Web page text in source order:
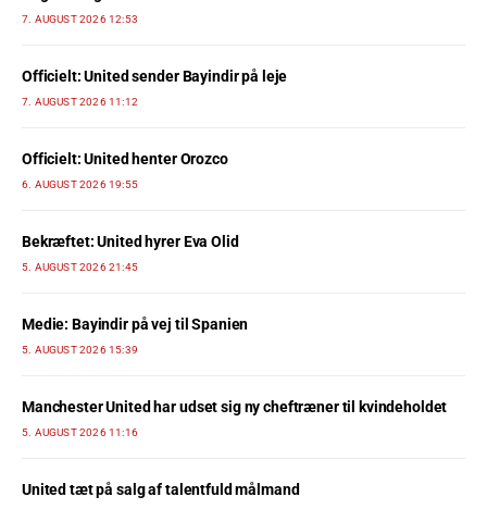
7. AUGUST 2026 12:53
Officielt: United sender Bayindir på leje
7. AUGUST 2026 11:12
Officielt: United henter Orozco
6. AUGUST 2026 19:55
Bekræftet: United hyrer Eva Olid
5. AUGUST 2026 21:45
Medie: Bayindir på vej til Spanien
5. AUGUST 2026 15:39
Manchester United har udset sig ny cheftræner til kvindeholdet
5. AUGUST 2026 11:16
United tæt på salg af talentfuld målmand